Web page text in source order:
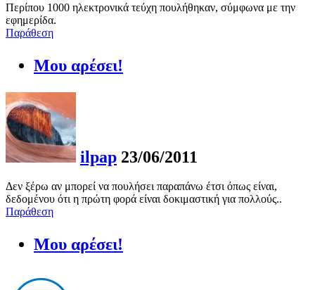
Περίπου 1000 ηλεκτρονικά τεύχη πουλήθηκαν, σύμφωνα με την
εφημερίδα.
Παράθεση
Μου αρέσει!
ilpap 23/06/2011
Δεν ξέρω αν μπορεί να πουλήσει παραπάνω έτσι όπως είναι,
δεδομένου ότι η πρώτη φορά είναι δοκιμαστική για πολλούς..
Παράθεση
Μου αρέσει!